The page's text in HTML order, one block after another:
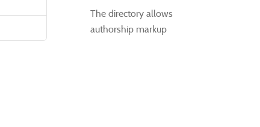
The directory allows
authorship markup